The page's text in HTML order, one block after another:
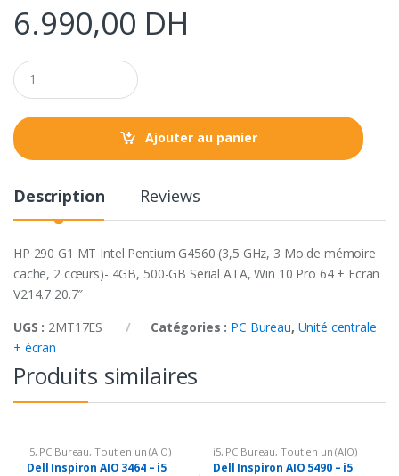
6.990,00 DH
Q
u
a
t
i
Ajouter au panier
Description Reviews
HP 290 G1 MT Intel Pentium G4560 (3,5 GHz, 3 Mo de mémoire
cache, 2 cœurs)- 4GB, 500-GB Serial ATA, Win 10 Pro 64 + Ecran
V214.7 20.7″
UGS : 2MT17ES Catégories : PC Bureau, Unité centrale
+ écran
Produits similaires
i5, PC Bureau, Tout en un (AIO)
Dell Inspiron AIO 3464 – i5
i5, PC Bureau, Tout en un (AIO)
Dell Inspiron AIO 5490 – i5